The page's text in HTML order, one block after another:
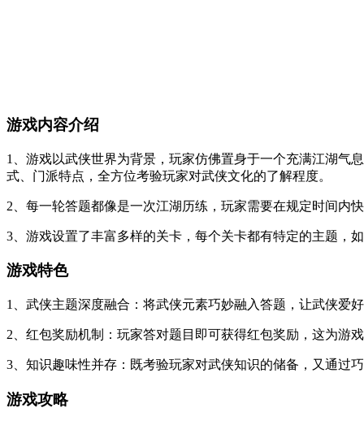
游戏内容介绍
1、游戏以武侠世界为背景，玩家仿佛置身于一个充满江湖气
式、门派特点，全方位考验玩家对武侠文化的了解程度。
2、每一轮答题都像是一次江湖历练，玩家需要在规定时间内
3、游戏设置了丰富多样的关卡，每个关卡都有特定的主题，
游戏特色
1、武侠主题深度融合：将武侠元素巧妙融入答题，让武侠爱
2、红包奖励机制：玩家答对题目即可获得红包奖励，这为游
3、知识趣味性并存：既考验玩家对武侠知识的储备，又通过
游戏攻略